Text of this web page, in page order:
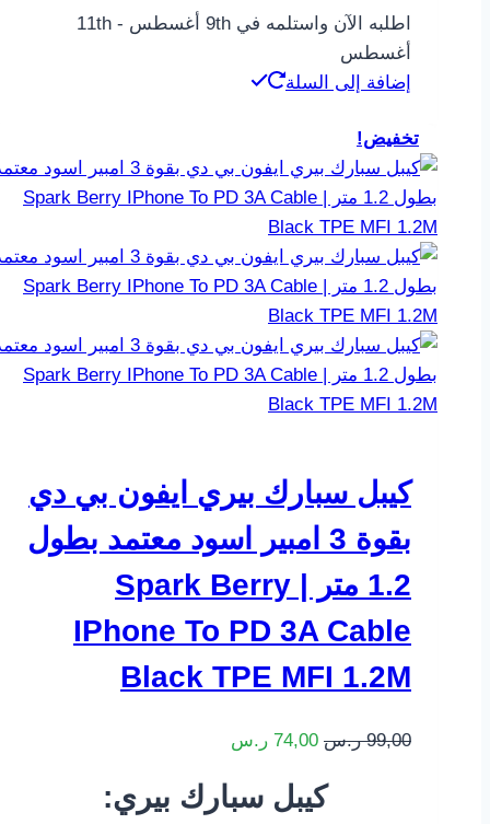
اطلبه الآن واستلمه في 9th أغسطس - 11th
أغسطس
إضافة إلى السلة
تخفيض!
كيبل سبارك بيري ايفون بي دي
بقوة 3 امبير اسود معتمد بطول
1.2 متر | Spark Berry
IPhone To PD 3A Cable
Black TPE MFI 1.2M
99,00 ر.س 74,00 ر.س
:كيبل سبارك بيري